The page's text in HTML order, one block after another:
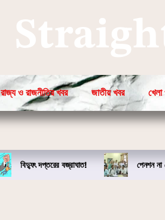
রাজ্য ও রাজনীতির খবর জাতীয় খবর
বিদ্যুৎ দপ্তরের বজ্রাঘাত! পেনশন না